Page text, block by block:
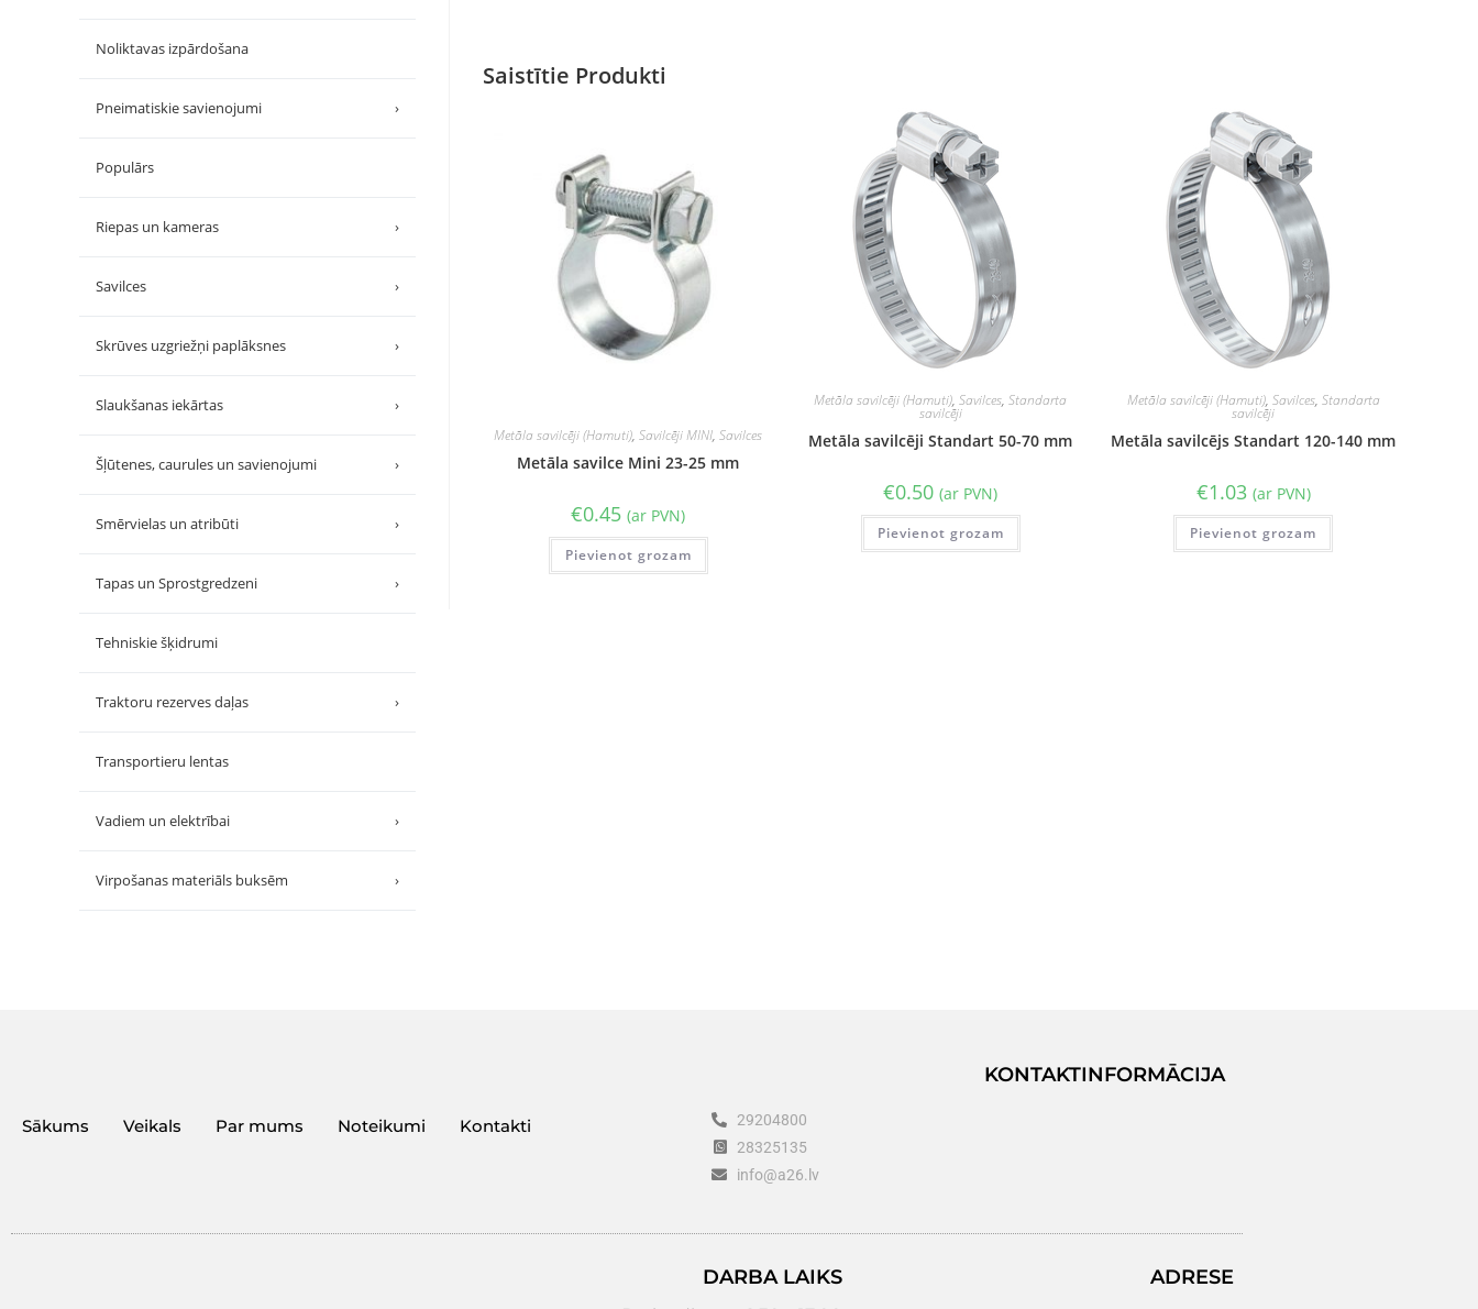
Saistītie Produkti
Metāla savilcēji (Hamuti),Savilcēji MINI,Savilces
Metāla savilce Mini 23-25 mm
€0.45 (ar PVN)
Pievienot grozam
Metāla savilcēji (Hamuti),Savilces,Standarta
savilcēji
Metāla savilcēji Standart 50-70 mm
€0.50 (ar PVN)
Pievienot grozam
Metāla savilcēji (Hamuti), Savilces, Standarta
savilcēji
Metāla savilcējs Standart 120-140 mm
€1.03 (ar PVN)
Pievienot grozam
Noliktavas izpārdošana
Pneimatiskie savienojumi ›
Populārs
Riepas un kameras ›
Savilces ›
Skrūves uzgriežņi paplāksnes ›
Slaukšanas iekārtas ›
Šļūtenes, caurules un savienojumi ›
Smērvielas un atribūti ›
Tapas un Sprostgredzeni ›
Tehniskie šķidrumi
Traktoru rezerves daļas ›
Transportieru lentas
Vadiem un elektrībai ›
Virpošanas materiāls buksēm ›
Sākums Veikals Par mums Noteikumi Kontakti
KONTAKTINFORMĀCIJA
29204800
28325135
info@a26.lv
DARBA LAIKS ADRESE